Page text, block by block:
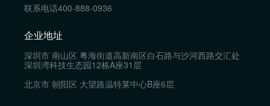
联系电话400-888-0936
企业地址
深圳市 南山区 粤海街道高新南区白石路与沙河西路交汇处
深圳湾科技生态园12栋A座31层
北京市 朝阳区 大望路温特莱中心B座6层